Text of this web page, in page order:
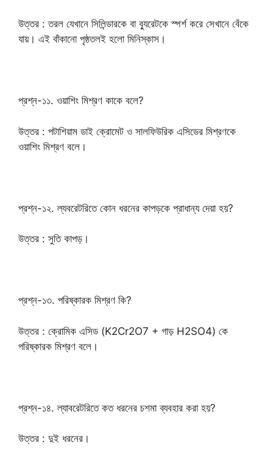
উত্তর : তরল যেখানে সিলিন্ডারকে বা ব্যুরেটকে স্পর্শ করে সেখানে বেঁকে
যায়। এই বাঁকানো পৃষ্ঠতলই হলো মিনিস্কাস।
প্রশ্ন-১১. ওয়াশিং মিশ্রণ কাকে বলে?
উত্তর : পটাশিয়াম ডাই ক্রোমেট ও সালফিউরিক এসিডের মিশ্রণকে
ওয়াশিং মিশ্রণ বলে।
প্রশ্ন-১২. ল্যবরেটরিতে কোন ধরনের কাপড়কে প্রাধান্য দেয়া হয়?
উত্তর : সুতি কাপড়।
প্রশ্ন-১৩. পরিষ্কারক মিশ্রণ কি?
উত্তর : ক্রোমিক এসিড (K2Cr2O7 + গাড় H2SO4) কে
পরিষ্কারক মিশ্রণ বলে।
প্রশ্ন-১৪. ল্যাবরেটরিতে কত ধরনের চশমা ব্যবহার করা হয়?
উত্তর : দুই ধরনের।